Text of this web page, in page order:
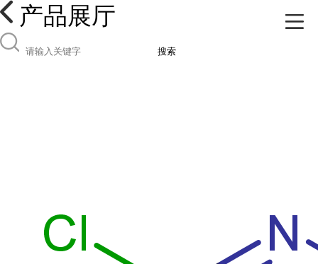
产品展厅
搜索